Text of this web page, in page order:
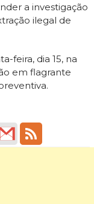
a investigação
ilegal de
feira, dia 15, na
em flagrante